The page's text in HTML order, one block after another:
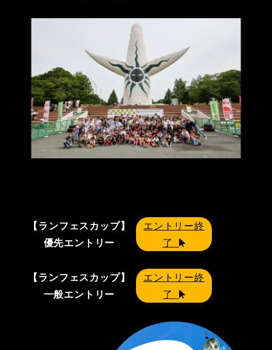
【ランフェスカップ】
優先エントリー
エントリー終
了
【ランフェスカップ】
一般エントリー
エントリー終
了